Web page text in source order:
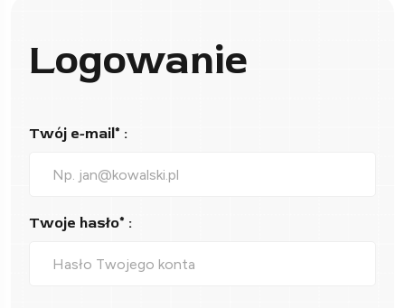
Logowanie
Twój e-mail* :
Twoje hasło* :